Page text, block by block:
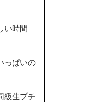
い時間
っぱいの
級生プチ